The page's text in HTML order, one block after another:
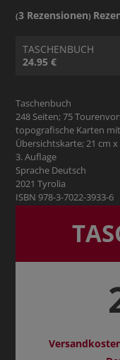
(3 Rezensionen)
TASCHENBUCH
24.95 €
Taschenbuch
248 Seiten; 75
topografische Karten
Übersichtskarte; 21 cm x
3. Auflage
Sprache Deutsch
2021 Tyrolia
ISBN 978-3-7022-3933-6